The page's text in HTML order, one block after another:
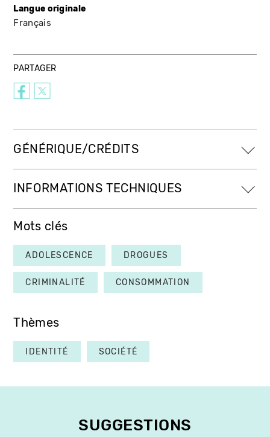
Langue originale
Français
PARTAGER
GÉNÉRIQUE/CRÉDITS
INFORMATIONS TECHNIQUES
Mots clés
ADOLESCENCE DROGUES
CRIMINALITÉ CONSOMMATION
Thèmes
IDENTITÉ SOCIÉTÉ
SUGGESTIONS